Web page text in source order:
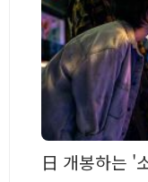
日 개봉하는 '